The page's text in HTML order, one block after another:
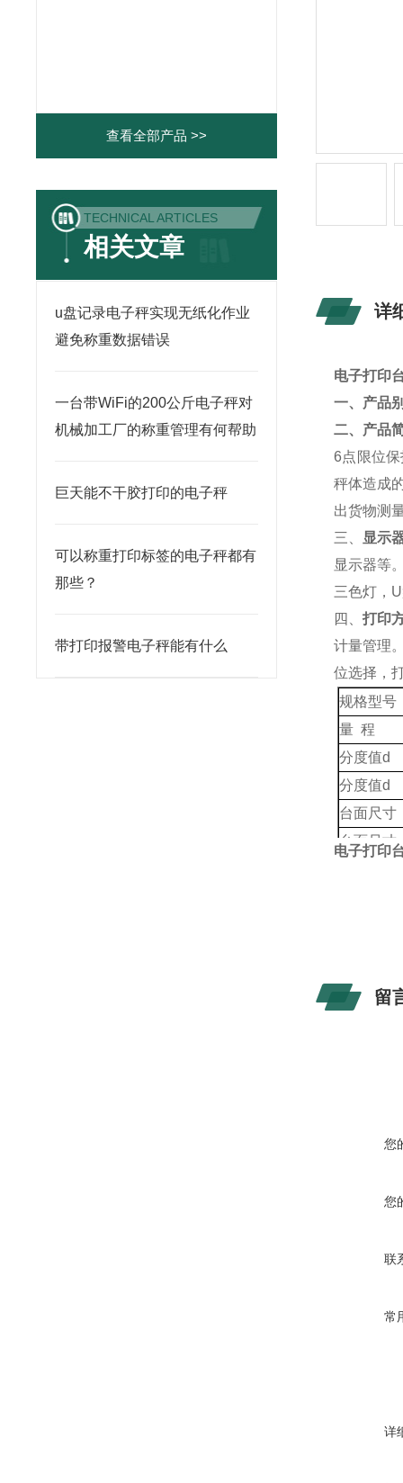
查看全部产品 >>
TECHNICAL ARTICLES
相关文章
u盘记录电子秤实现无纸化作业
避免称重数据错误
一台带WiFi的200公斤电子秤对
机械加工厂的称重管理有何帮助
巨天能不干胶打印的电子秤
可以称重打印标签的电子秤都有
那些？
带打印报警电子秤能有什么
详
电子打印
一、产品
二、产品
6点限位
秤体造成
出货物测
三、
显示
显示器等
三色灯，
四、打印
计量管理
位选择，
规格型号
量 程
分度值d
分度值d
台面尺寸
台面尺寸
电子打印
留
您
您
联
常
详